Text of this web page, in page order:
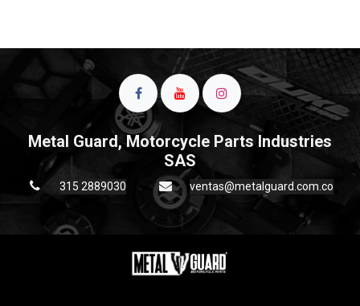
Metal Guard, Motorcycle Parts Industries
SAS
315 2889030 ventas@metalguard.com.co